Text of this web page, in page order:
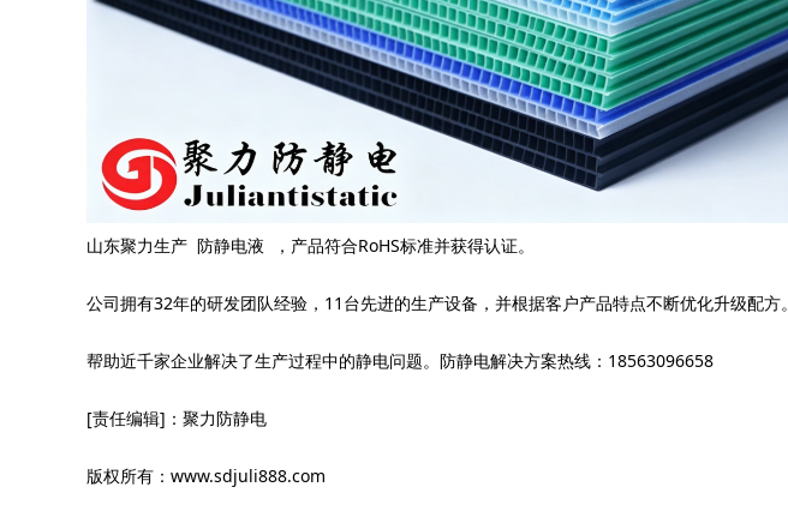
山东聚力生产 防静电液 ，产品符合RoHS标准并获得认证。
公司拥有32年的研发团队经验，11台先进的生产设备，并根据客户产品特点不断优化升级配方。
帮助近千家企业解决了生产过程中的静电问题。防静电解决方案热线：18563096658
[责任编辑]：聚力防静电
版权所有：www.sdjuli888.com